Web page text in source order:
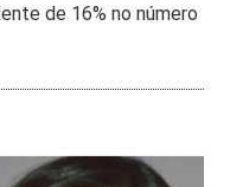
de 16% no número